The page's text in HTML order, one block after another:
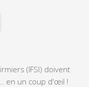
(IFSI) doivent
en un coup d'œil !